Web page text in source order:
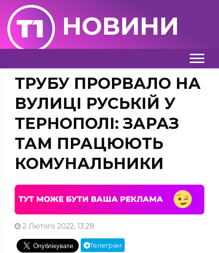
НОВИНИ
ТРУБУ ПРОРВАЛО НА
ВУЛИЦІ РУСЬКІЙ У
ТЕРНОПОЛІ: ЗАРАЗ
ТАМ ПРАЦЮЮТЬ
КОМУНАЛЬНИКИ
2 Лютого 2022, 13:28
Телеграм